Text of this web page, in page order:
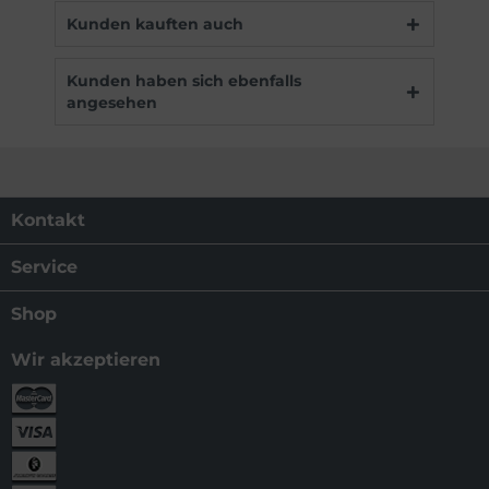
Kunden kauften auch
Kunden haben sich ebenfalls
angesehen
Kontakt
Service
Shop
Wir akzeptieren